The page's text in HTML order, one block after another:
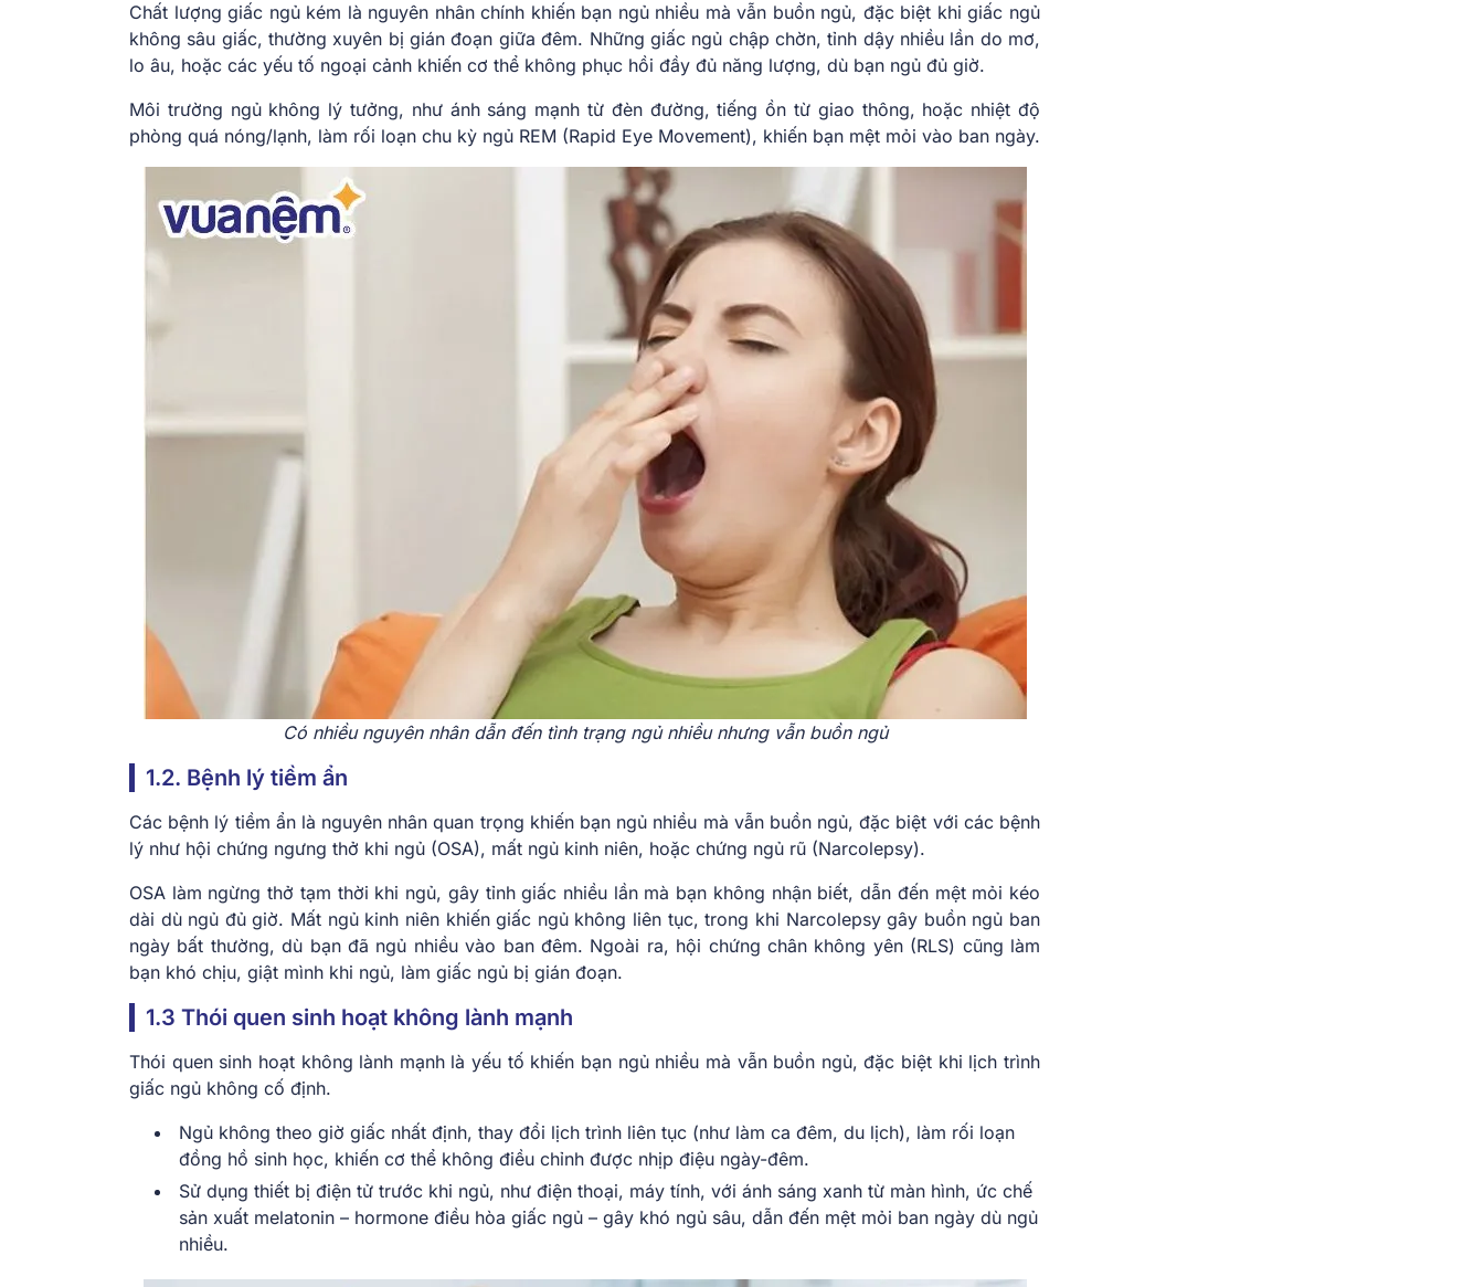
Chất lượng giấc ngủ kém là nguyên nhân chính khiến bạn ngủ nhiều mà vẫn buồn ngủ, đặc biệt khi giấc ngủ
không sâu giấc, thường xuyên bị gián đoạn giữa đêm. Những giấc ngủ chập chờn, tỉnh dậy nhiều lần do mơ,
lo âu, hoặc các yếu tố ngoại cảnh khiến cơ thể không phục hồi đầy đủ năng lượng, dù bạn ngủ đủ giờ.
Môi trường ngủ không lý tưởng, như ánh sáng mạnh từ đèn đường, tiếng ồn từ giao thông, hoặc nhiệt độ
phòng quá nóng/lạnh, làm rối loạn chu kỳ ngủ REM (Rapid Eye Movement), khiến bạn mệt mỏi vào ban ngày.
Có nhiều nguyên nhân dẫn đến tình trạng ngủ nhiều nhưng vẫn buồn ngủ
1.2. Bệnh lý tiềm ẩn
Các bệnh lý tiềm ẩn là nguyên nhân quan trọng khiến bạn ngủ nhiều mà vẫn buồn ngủ, đặc biệt với các bệnh
lý như hội chứng ngưng thở khi ngủ (OSA), mất ngủ kinh niên, hoặc chứng ngủ rũ (Narcolepsy).
OSA làm ngừng thở tạm thời khi ngủ, gây tỉnh giấc nhiều lần mà bạn không nhận biết, dẫn đến mệt mỏi kéo
dài dù ngủ đủ giờ. Mất ngủ kinh niên khiến giấc ngủ không liên tục, trong khi Narcolepsy gây buồn ngủ ban
ngày bất thường, dù bạn đã ngủ nhiều vào ban đêm. Ngoài ra, hội chứng chân không yên (RLS) cũng làm
bạn khó chịu, giật mình khi ngủ, làm giấc ngủ bị gián đoạn.
1.3 Thói quen sinh hoạt không lành mạnh
Thói quen sinh hoạt không lành mạnh là yếu tố khiến bạn ngủ nhiều mà vẫn buồn ngủ, đặc biệt khi lịch trình
giấc ngủ không cố định.
Ngủ không theo giờ giấc nhất định, thay đổi lịch trình liên tục (như làm ca đêm, du lịch), làm rối loạn
đồng hồ sinh học, khiến cơ thể không điều chỉnh được nhịp điệu ngày-đêm.
Sử dụng thiết bị điện tử trước khi ngủ, như điện thoại, máy tính, với ánh sáng xanh từ màn hình, ức chế
sản xuất melatonin – hormone điều hòa giấc ngủ – gây khó ngủ sâu, dẫn đến mệt mỏi ban ngày dù ngủ
nhiều.